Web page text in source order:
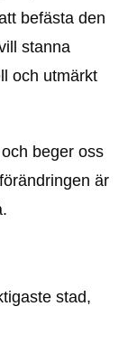
befästa den
stanna
och utmärkt
beger oss
är
stad,